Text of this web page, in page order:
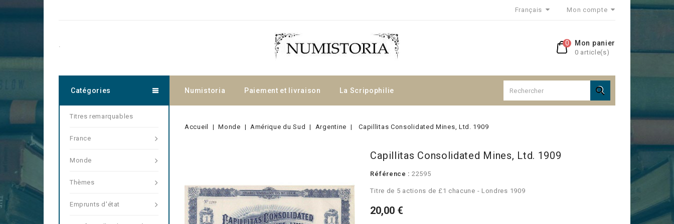
Français Mon compte
Mon panier
0 article(s)
0
.
Numistoria Paiement et livraison La Scripophilie 
Catégories
Titres remarquables
France
Monde
Thèmes
Emprunts d'état
Accueil Monde Amérique du Sud Argentine Capillitas Consolidated Mines, Ltd. 1909
Capillitas Consolidated Mines, Ltd. 1909
Référence : 22595
Titre de 5 actions de £1 chacune - Londres 1909
20,00 €